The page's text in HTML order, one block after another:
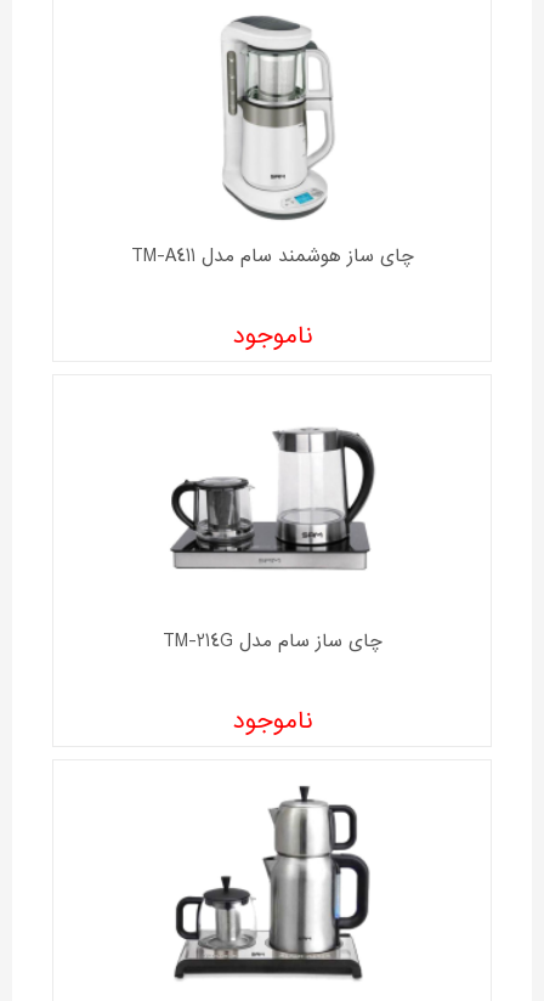
چای ساز هوشمند سام مدل TM-A411
ناموجود
چای ساز سام مدل TM-214G
ناموجود